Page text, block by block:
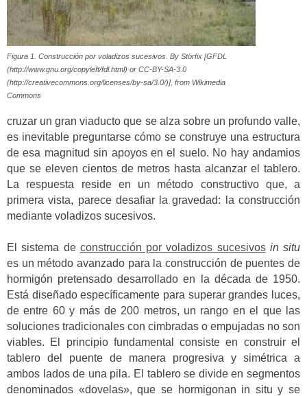
Figura 1. Construcción por voladizos sucesivos. By Störfix [GFDL
(http://www.gnu.org/copyleft/fdl.html) or CC-BY-SA-3.0
(http://creativecommons.org/licenses/by-sa/3.0/)], from Wikimedia
Commons
cruzar un gran viaducto que se alza sobre un profundo valle,
es inevitable preguntarse cómo se construye una estructura
de esa magnitud sin apoyos en el suelo. No hay andamios
que se eleven cientos de metros hasta alcanzar el tablero.
La respuesta reside en un método constructivo que, a
primera vista, parece desafiar la gravedad: la construcción
mediante voladizos sucesivos.
El sistema de construcción por voladizos sucesivos in situ
es un método avanzado para la construcción de puentes de
hormigón pretensado desarrollado en la década de 1950.
Está diseñado específicamente para superar grandes luces,
de entre 60 y más de 200 metros, un rango en el que las
soluciones tradicionales con cimbradas o empujadas no son
viables. El principio fundamental consiste en construir el
tablero del puente de manera progresiva y simétrica a
ambos lados de una pila. El tablero se divide en segmentos
denominados «dovelas», que se hormigonan in situ y se